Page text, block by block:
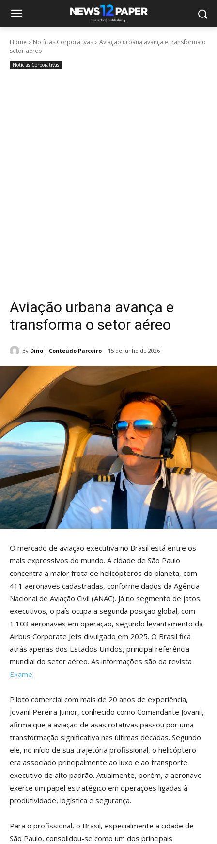
Home Notícias Corporativas
Aviação urbana avança e transforma o
setor aéreo
Notícias Corporativas
Aviação urbana avança e
transforma o setor aéreo
By Dino | Conteúdo Parceiro 15 de junho de 2026
O mercado de aviação executiva no Brasil está entre os
mais expressivos do mundo. A cidade de São Paulo
concentra a maior frota de helicópteros do planeta, com
411 aeronaves cadastradas, conforme dados da Agência
Nacional de Aviação Civil (ANAC). Já no segmento de jatos
executivos, o país ocupa a segunda posição global, com
1.103 aeronaves em operação, segundo levantamento da
Airbus Corporate Jets divulgado em 2025. O Brasil fica
atrás apenas dos Estados Unidos, principal referência
mundial do setor aéreo. As informações são da revista
Exame.
Piloto comercial com mais de 20 anos de experiência,
Jovanil Pereira Junior, conhecido como Comandante Jovanil,
afirma que a aviação de asas rotativas passou por uma
transformação significativa nas últimas décadas. Segundo
ele, no início de sua trajetória profissional, o helicóptero
era associado principalmente ao luxo e ao transporte
executivo de alto padrão. Atualmente, porém, a aeronave
exerce um papel estratégico em operações ligadas à
produtividade, logística e segurança.
Para o profissional, o Brasil, especialmente a cidade de
São Paulo, consolidou-se como um dos principais